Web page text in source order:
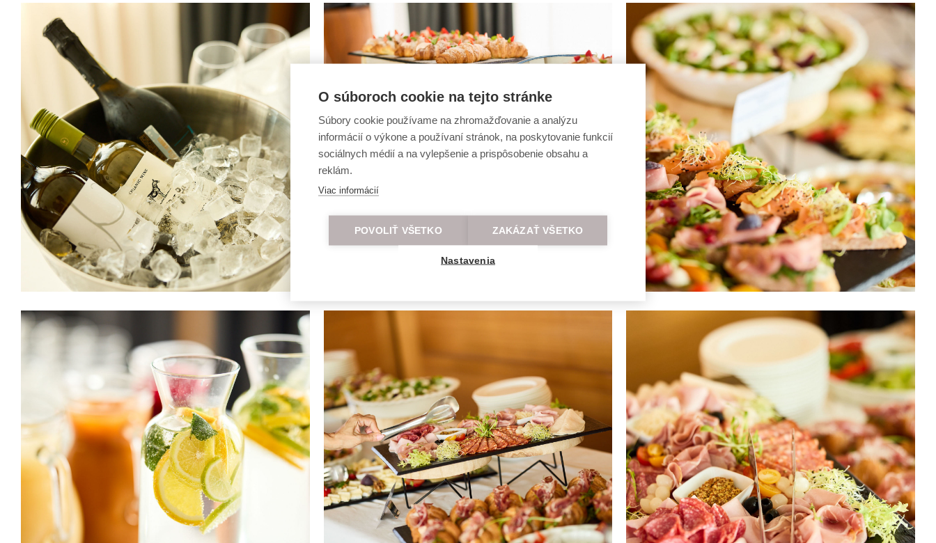
O súboroch cookie na tejto stránke
Súbory cookie používame na zhromažďovanie a analýzu
informácií o výkone a používaní stránok, na poskytovanie funkcií
sociálnych médií a na vylepšenie a prispôsobenie obsahu a
reklám.
Viac informácií
POVOLIŤ VŠETKO ZAKÁZAŤ VŠETKO
Nastavenia